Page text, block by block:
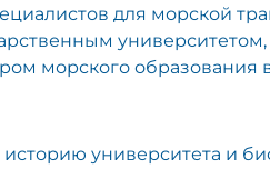
для морской
университетом,
морского образования
университета и